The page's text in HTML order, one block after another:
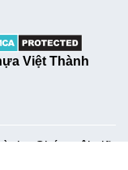
Việt Thành
- Chúng tôi giữ